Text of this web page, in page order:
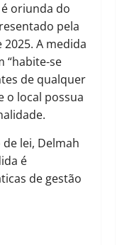
oriunda do
pela
A medida
“habite-se
de qualquer
o local possua
lei, Delmah
é
de gestão